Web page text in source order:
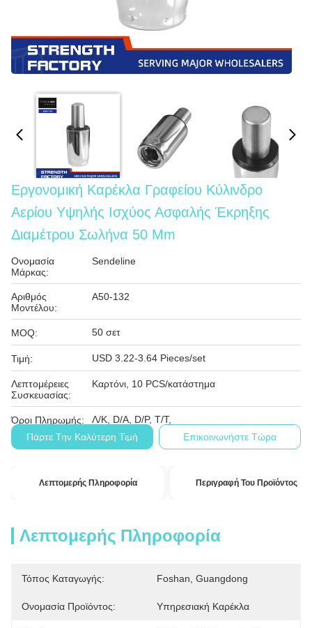
Εργονομική Καρέκλα Γραφείου Κύλινδρο
Αερίου Υψηλής Ισχύος Ασφαλής Έκρηξης
Διαμέτρου Σωλήνα 50 Mm
Ονομασία
Μάρκας:
Sendeline
Αριθμός
Μοντέλου:
Α50-132
MOQ: 50 σετ
Τιμή: USD 3.22-3.64 Pieces/set
Λεπτομέρειες
Συσκευασίας:
Καρτόνι, 10 PCS/κατάστημα
Όροι Πληρωμής:
Λ/Κ, D/A, D/P, T/T,
Πάρτε Την Καλύτερη Τιμή
Επικοινωνήστε Τώρα
Λεπτομερής Πληροφορία Περιγραφή Του Προϊόντος
Λεπτομερής Πληροφορία
Τόπος Καταγωγής: Foshan, Guangdong
Ονομασία Προϊόντος: Υπηρεσιακή Καρέκλα